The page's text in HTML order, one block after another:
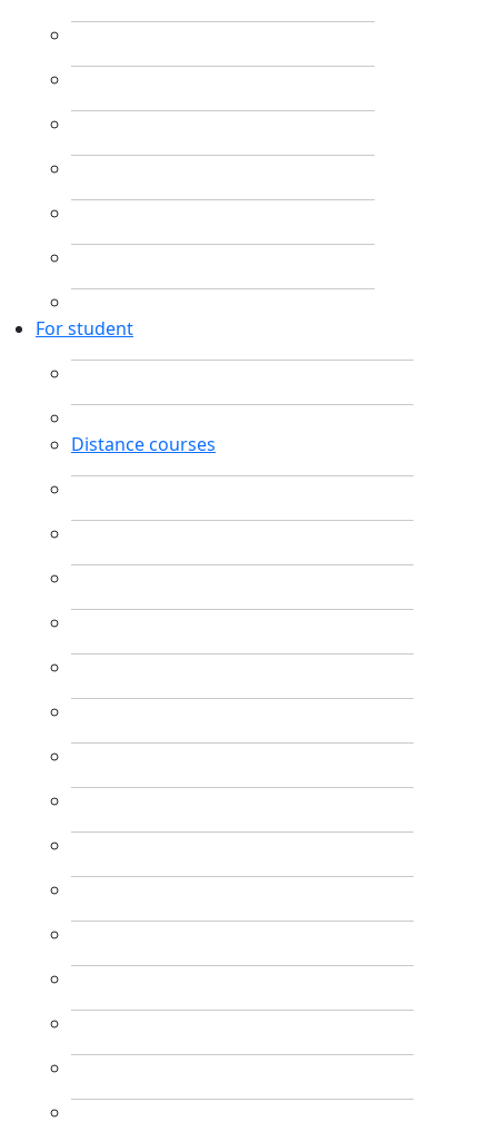
For student
Distance courses